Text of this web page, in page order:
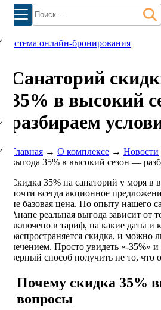
Найти:
система онлайн-бронирования
Санаторий
35% в высокий
разбираем
Главная → О комплексе → Новости
выгода 35% в высокий сезон —
Скидка 35% на санаторий у моря в
почти всегда акционное
не базовая цена. По опыту нашего
Анапе реальная выгода зависит от
включено в тариф, на какие даты и
распространяется скидка, и можно
лечением. Просто увидеть «-35%»
верный способ получить не то, что
Почему скидка 35%
вопросы